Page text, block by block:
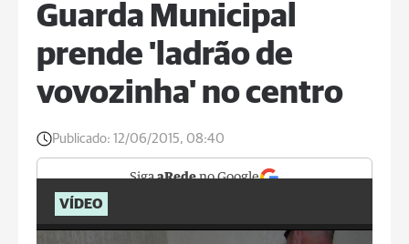
Guarda Municipal
prende 'ladrão de
vovozinha' no centro
Publicado: 12/06/2015, 08:40
SigaaRedeno Google
VÍDEO